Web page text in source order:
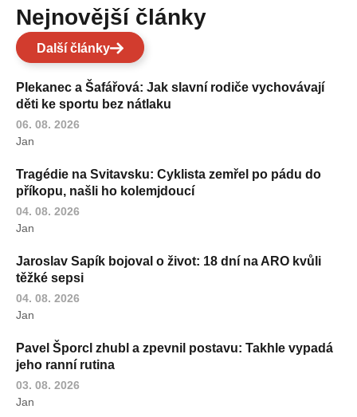
Nejnovější články
Další články
Plekanec a Šafářová: Jak slavní rodiče vychovávají
děti ke sportu bez nátlaku
06. 08. 2026
Jan
Tragédie na Svitavsku: Cyklista zemřel po pádu do
příkopu, našli ho kolemjdoucí
04. 08. 2026
Jan
Jaroslav Sapík bojoval o život: 18 dní na ARO kvůli
těžké sepsi
04. 08. 2026
Jan
Pavel Šporcl zhubl a zpevnil postavu: Takhle vypadá
jeho ranní rutina
03. 08. 2026
Jan